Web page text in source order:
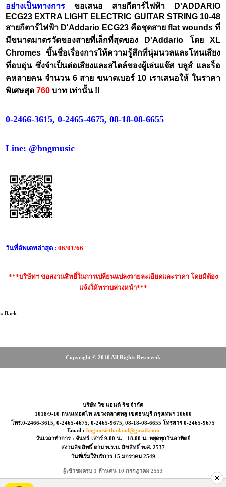
อย่างเป็นทางการ ขอเสนอ สายกีตาร์ไฟฟ้า D'ADDARIO
ECG23 EXTRA LIGHT ELECTRIC GUITAR STRING 10-48
สายกีตาร์ไฟฟ้า D'Addario ECG23 คือชุดสาย flat wounds ที่
มีขนาดมาตรวัดของสายที่เล็กที่สุดของ D'Addario โดย XL
Chromes ขึ้นชื่อเรื่องการให้ความรู้สึกที่นุ่มนวลและโทนเสียง
ที่อบอุ่น ซึ่งจำเป็นต่อเสียงและสไตล์ของผู้เล่นแจ๊ส บลูส์ และร็อ
คหลายคน จำนวน 6 สาย ขนาดเบอร์ 10 เราเสนอให้ ในราคา
พิเศษสุด760 บาท เท่านั้น !!
0-2466-3615, 0-2465-4675, 08-18-08-6655
Line: @bngmusic
วันที่อัพเดทล่าสุด :06/01/66
***บริษัทฯ ขอสงวนสิทธิ์ในการเปลี่ยนแปลงรายละเอียดและราคา โดยมิต้อง
แจ้งให้ทราบล่วงหน้า***
« Back
Copyright © 2010 All Rights Reserved.
บริษัท วิช แอนด์ ริช จำกัด
1018/9-10 ถนนเทอดไท แขวงตลาดพลู เขตธนบุรี กรุงเทพฯ 10600
โทร.0-2466-3615, 0-2465-4675, 0-2465-9675, 08-18-08-6655 โทรสาร 0-2465-9675
Email : bngmusicthailand@gmail.com
วันเวลาทำการ : จันทร์-เสาร์ 9.00 น. - 18.00 น. หยุดทุกวันอาทิตย์
สงวนลิขสิทธิ์ ตาม พ.ร.บ. ลิขสิทธิ์ พ.ศ. 2537
วันที่เริ่มให้บริการ 15 มกราคม 2549
ผู้เข้าชมครบ 1 ล้านคน 10 กรกฎาคม 2553